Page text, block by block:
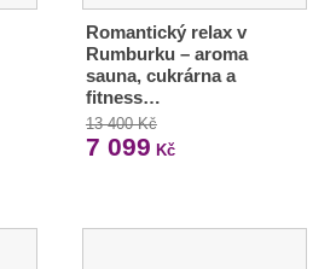
Romantický relax v
Rumburku – aroma
sauna, cukrárna a
fitness…
13 400 Kč
7 099 Kč